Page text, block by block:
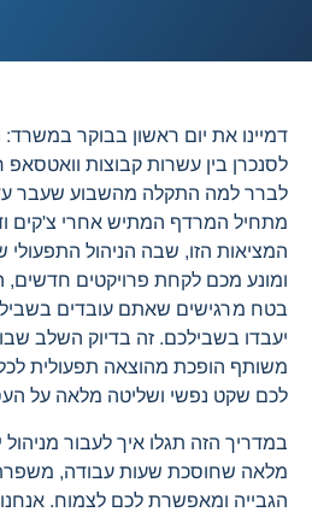
דמיינו את יום ראשון בבוקר
לסנכרן בין עשרות קבוצות
לברר למה התקלה מהשבוע שעבר
מתחיל המרדף המתיש אחרי צ'קים
המציאות הזו, שבה הניהול התפעולי
ומונע מכם לקחת פרויקטים חדשים,
בטח מרגישים שאתם עובדים
יעבדו בשבילכם. זה בדיוק השלב שבו
משותף הופכת מהוצאה תפעולית
לכם שקט נפשי ושליטה מלאה על
במדריך הזה תגלו איך לעבור מניהול
מלאה שחוסכת שעות עבודה,
הגבייה ומאפשרת לכם לצמוח. אנחנו